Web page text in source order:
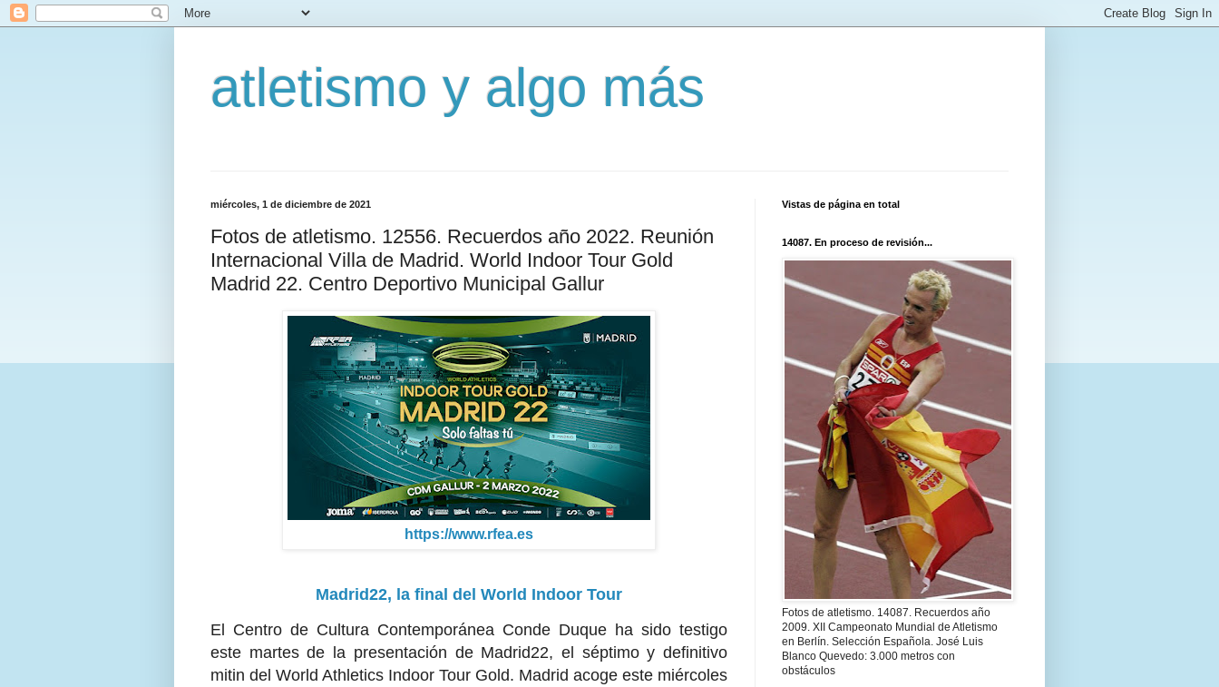
atletismo y algo más
miércoles, 1 de diciembre de 2021
Fotos de atletismo. 12556. Recuerdos año 2022. Reunión
Internacional Villa de Madrid. World Indoor Tour Gold
Madrid 22. Centro Deportivo Municipal Gallur
https://www.rfea.es
Madrid22, la final del World Indoor Tour
El Centro de Cultura Contemporánea Conde Duque ha sido testigo
este martes de la presentación de Madrid22, el séptimo y definitivo
mitin del World Athletics Indoor Tour Gold. Madrid acoge este miércoles
Vistas de página en total
14087. En proceso de revisión...
Fotos de atletismo. 14087. Recuerdos año
2009. XII Campeonato Mundial de Atletismo
en Berlín. Selección Española. José Luis
Blanco Quevedo: 3.000 metros con
obstáculos